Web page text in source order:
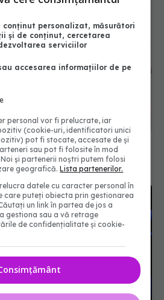
sfârșitul relațiilor. Cum să
într-un nou început
conținut personalizat, măsurători
și de conținut, cercetarea
serviciilor
accesarea informațiilor de pe
personal vor fi prelucrate, iar
(cookie-uri, identificatori unici
pot fi stocate, accesate de și
sau pot fi folosite în mod
și partenerii noștri putem folosi
geografică.Lista partenerilor.
datele cu caracter personal în
care puteți obiecta prin gestionarea
un link în partea de jos a
gestiona sau a vă retrage
de confidențialitate și cookie-